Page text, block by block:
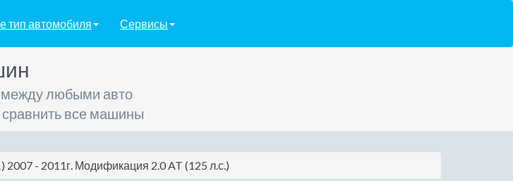
тип автомобиля Сервисы
между любыми авто
все машины
2007 - 2011г. Модификация 2.0 AT (125 л.с.)